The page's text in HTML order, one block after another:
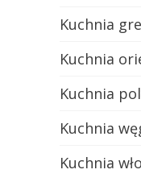
Kuchnia
Kuchnia
Kuchnia
Kuchnia
Kuchnia